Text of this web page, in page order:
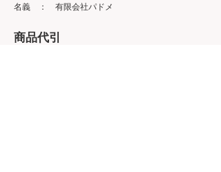
名義 ： 有限会社パドメ
商品代引